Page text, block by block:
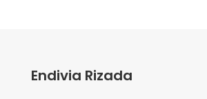
Endivia Rizada